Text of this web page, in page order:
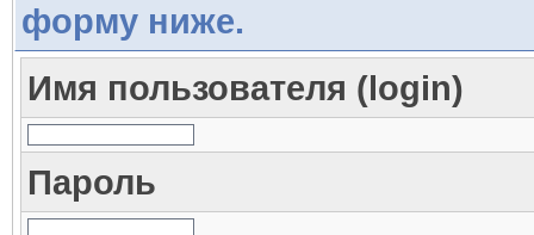
форму ниже.
Имя пользователя (login)
Пароль